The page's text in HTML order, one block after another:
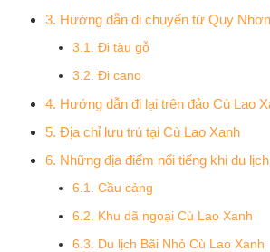
3. Hướng dẫn di chuyển từ Quy
3.1. Đi tàu gỗ
3.2. Đi cano
4. Hướng dẫn đi lại trên đảo Cù Lao
5. Địa chỉ lưu trú tại Cù Lao Xanh
6. Những địa điểm nổi tiếng khi du
6.1. Cầu cảng
6.2. Khu dã ngoại Cù Lao Xanh
6.3. Du lịch Bãi Nhỏ Cù Lao Xanh